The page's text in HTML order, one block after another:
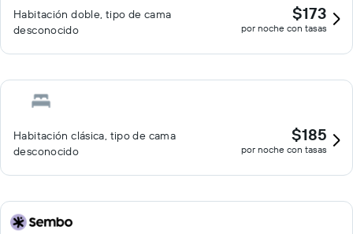
Habitación doble, tipo de cama
desconocido
$173
por noche con tasas
Habitación clásica, tipo de cama
desconocido
$185
por noche con tasas